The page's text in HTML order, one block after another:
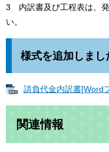
3 内訳書及び工程表は、
い。
様式を追加しまし
請負代金内訳書[Word
関連情報